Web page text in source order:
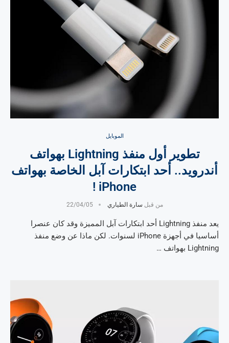
الموبايل
تطوير أول منفذ Lightning بهواتف
أندرويد.. أحد ابتكارات آبل الخاصة بهواتف
iPhone !
من قبل سارة الطياري 22/04/05
يعد منفذ Lightning أحد ابتكارات آبل المميزة وقد كان عنصرا
أساسيا في أجهزة iPhone لسنوات. لكن ماذا عن وضع منفذ
Lightning بهواتف …